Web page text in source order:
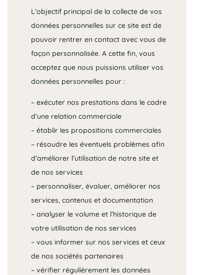
L’objectif principal de la collecte de vos
données personnelles sur ce site est de
pouvoir rentrer en contact avec vous de
façon personnalisée. A cette fin, vous
acceptez que nous puissions utiliser vos
données personnelles pour :
– exécuter nos prestations dans le cadre
d’une relation commerciale
– établir les propositions commerciales
– résoudre les éventuels problèmes afin
d’améliorer l’utilisation de notre site et
de nos services
– personnaliser, évaluer, améliorer nos
services, contenus et documentation
– analyser le volume et l’historique de
votre utilisation de nos services
– vous informer sur nos services et ceux
de nos sociétés partenaires
– vérifier régulièrement les données